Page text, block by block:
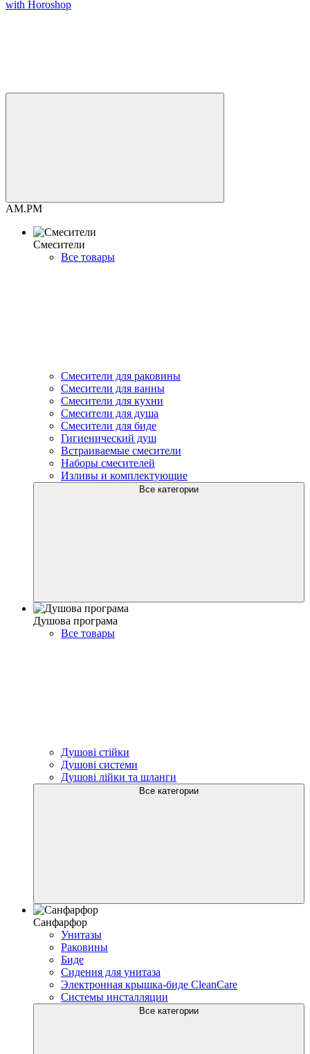
with Horoshop
AM.PM
Смесители
Все товары
Смесители для раковины
Смесители для ванны
Смесители для кухни
Смесители для душа
Смесители для биде
Гигиенический душ
Встраиваемые смесители
Наборы смесителей
Изливы и комплектующие
Все категории
Душова програма
Все товары
Душові стійки
Душові системи
Душові лійки та шланги
Все категории
Санфарфор
Унитазы
Раковины
Биде
Сидения для унитаза
Электронная крышка-биде CleanCare
Системы инсталляции
Все категории